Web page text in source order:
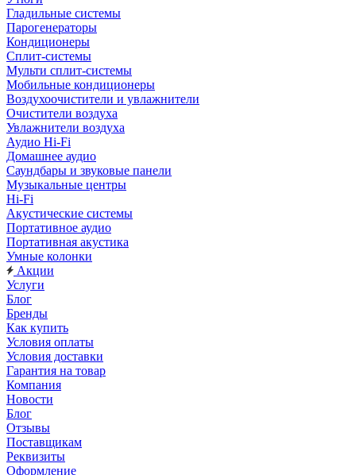
Гладильные системы
Парогенераторы
Кондиционеры
Сплит-системы
Мульти сплит-системы
Мобильные кондиционеры
Воздухоочистители и увлажнители
Очистители воздуха
Увлажнители воздуха
Аудио Hi-Fi
Домашнее аудио
Саундбары и звуковые панели
Музыкальные центры
Hi-Fi
Акустические системы
Портативное аудио
Портативная акустика
Умные колонки
Акции
Услуги
Блог
Бренды
Как купить
Условия оплаты
Условия доставки
Гарантия на товар
Компания
Новости
Блог
Отзывы
Поставщикам
Реквизиты
Оформление